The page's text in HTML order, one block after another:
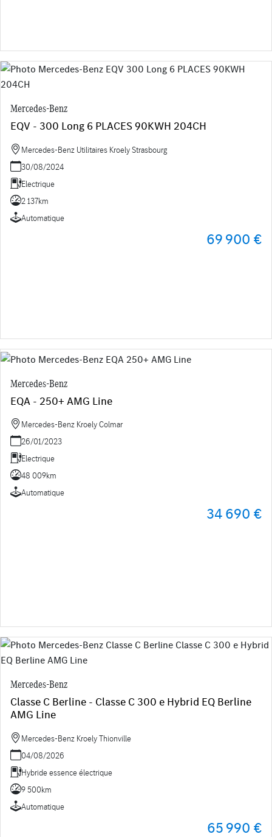
Mercedes-Benz
EQV - 300 Long 6 PLACES 90KWH 204CH
Mercedes-Benz Utilitaires Kroely Strasbourg
30/08/2024
Electrique
2 137km
Automatique
69 900 €
Mercedes-Benz
EQA - 250+ AMG Line
Mercedes-Benz Kroely Colmar
26/01/2023
Electrique
48 009km
Automatique
34 690 €
Mercedes-Benz
Classe C Berline - Classe C 300 e Hybrid EQ Berline
AMG Line
Mercedes-Benz Kroely Thionville
04/08/2026
Hybride essence électrique
9 500km
Automatique
65 990 €